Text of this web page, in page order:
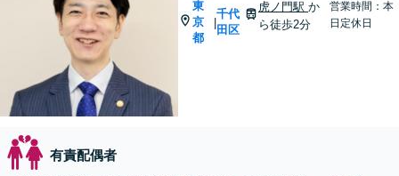
東
京
都
|
千代
田区
虎ノ門駅か
ら徒歩2分
営業時間：本
日定休日
有責配偶者